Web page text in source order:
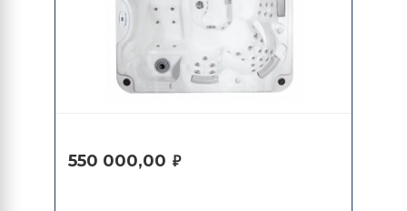
550 000,00 ₽